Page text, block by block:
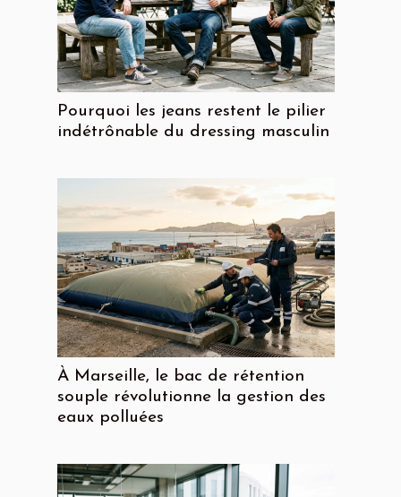
Pourquoi les jeans restent le pilier
indétrônable du dressing masculin
À Marseille, le bac de rétention
souple révolutionne la gestion des
eaux polluées